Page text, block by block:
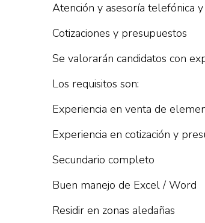
Atención y asesoría telefónica
Cotizaciones y presupuestos
Se valorarán candidatos con
Los requisitos son:
Experiencia en venta de
Experiencia en cotización y
Secundario completo
Buen manejo de Excel / Word
Residir en zonas aledañas